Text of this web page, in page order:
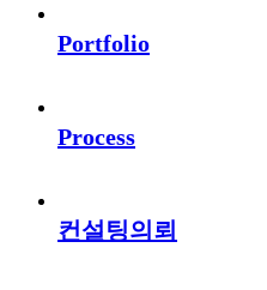
Portfolio
Process
컨설팅의뢰